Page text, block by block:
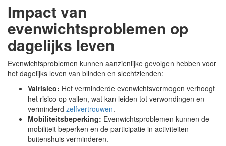
Impact van
evenwichtsproblemen op
dagelijks leven
Evenwichtsproblemen kunnen aanzienlijke gevolgen hebben voor
het dagelijks leven van blinden en slechtzienden:
Valrisico: Het verminderde evenwichtsvermogen verhoogt
het risico op vallen, wat kan leiden tot verwondingen en
verminderd zelfvertrouwen.
Mobiliteitsbeperking: Evenwichtsproblemen kunnen de
mobiliteit beperken en de participatie in activiteiten
buitenshuis verminderen.